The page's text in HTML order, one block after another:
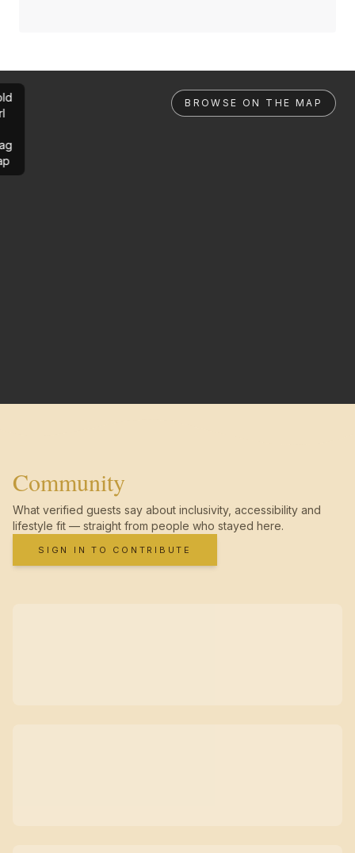
BROWSE ON THE MAP
Community
What verified guests say about inclusivity, accessibility and
lifestyle fit — straight from people who stayed here.
SIGN IN TO CONTRIBUTE